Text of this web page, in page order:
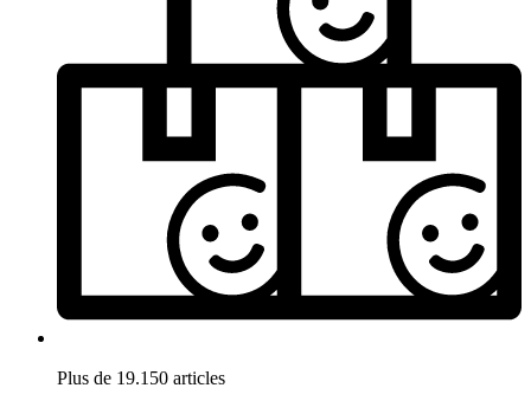
Plus de 19.150 articles